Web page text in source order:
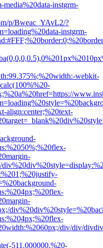
media%20data-instgrm-
p/Bweac_YAvL2/?
instgrm-
webkit-
align:center;%20text-
div/div/
511.000000,%20-